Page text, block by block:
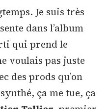
Je suis très
dans l’album
qui prend le
voulais pas juste
des prods qu’on
ça me tue, ça